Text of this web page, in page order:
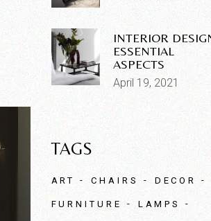
INTERIOR
ESSENTIAL
ASPECTS
April 19, 2021
TAGS
ART CHAIRS DECOR
FURNITURE LAMPS